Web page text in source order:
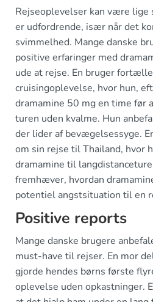
Rejseoplevelser kan være lige
er udfordrende, især når det
svimmelhed. Mange danske
positive erfaringer med
ude at rejse. En bruger
cruisingoplevelse, hvor hun,
dramamine 50 mg en time før
turen uden kvalme. Hun
der lider af bevægelsessyge.
om sin rejse til Thailand, hvor
dramamine til
fremhæver, hvordan
potentiel angstsituation til en
Positive reports
Mange danske brugere
must-have til rejser. En mor
gjorde hendes børns første
oplevelse uden opkastninger.